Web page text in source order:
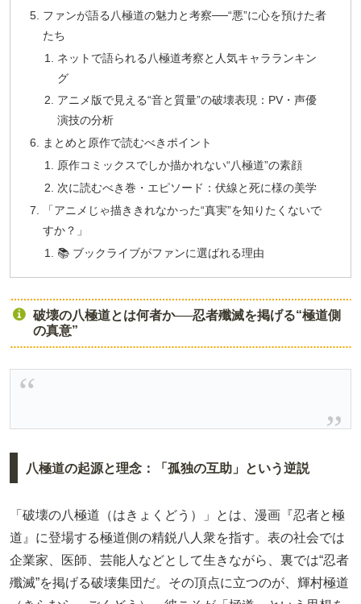
ファンが語る八極道の魅力と考察──“悪”に心を預けた者
たち
ネットで語られる八極道考察と人気キャラランキン
グ
アニメ版で見える“音と質量”の破壊表現：PV・声優
演技の分析
まとめと原作で読むべきポイント
原作コミックスでしか描かれない“八極道”の素顔
次に読むべき巻・エピソード：伏線と死に様の美学
「アニメじゃ描ききれなかった“真実”を知りたくないで
すか？」
📚 ブックライブがファンに選ばれる理由
破壊の八極道とは何者か──忍者殲滅を掲げる“極道側
の真意”
八極道の起源と理念：「孤独の互助」という逆説
「破壊の八極道（はきょくどう）」とは、漫画『忍者と極
道』に登場する極道側の精鋭八人衆を指す。表の社会では
企業家、医師、芸能人などとして生きながら、裏では“忍者
殲滅”を掲げる破壊集団だ。その頂点に立つのが、輝村極道